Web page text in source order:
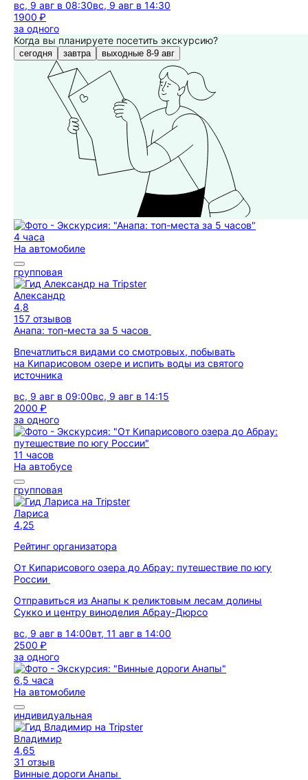
вс, 9 авг в 08:30вс, 9 авг в 14:30
1900 ₽
за одного
Когда вы планируете посетить экскурсию?
сегодня завтра выходные 8-9 авг
4 часа
На автомобиле
групповая
Александр
4,8
157 отзывов
Анапа: топ-места за 5 часов
Впечатлиться видами со смотровых, побывать
на Кипарисовом озере и испить воды из святого
источника
вс, 9 авг в 09:00вс, 9 авг в 14:15
2000 ₽
за одного
11 часов
На автобусе
групповая
Лариса
4,25
Рейтинг организатора
От Кипарисового озера до Абрау: путешествие по югу
России
Отправиться из Анапы к реликтовым лесам долины
Сукко и центру виноделия Абрау-Дюрсо
вс, 9 авг в 14:00вт, 11 авг в 14:00
2500 ₽
за одного
6,5 часа
На автомобиле
индивидуальная
Владимир
4,65
31 отзыв
Винные дороги Анапы